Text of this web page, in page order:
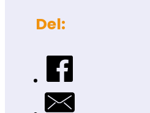
Del: